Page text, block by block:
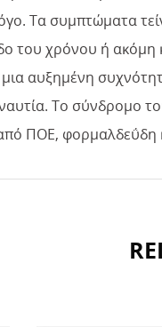
Τα συμπτώματα
του χρόνου ή ακόμη
αυξημένη
Το σύνδρομο
ΠΟΕ, φορμαλδεΰδη